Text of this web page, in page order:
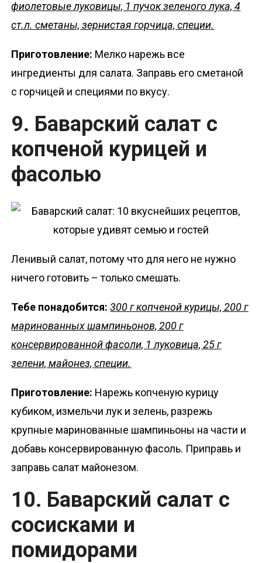
фиолетовые луковицы, 1 пучок зеленого лука, 4
ст.л. сметаны, зернистая горчица, специи.
Приготовление: Мелко нарежь все
ингредиенты для салата. Заправь его сметаной
с горчицей и специями по вкусу.
9. Баварский салат с
копченой курицей и
фасолью
Ленивый салат, потому что для него не нужно
ничего готовить – только смешать.
Тебе понадобится:300 г копченой курицы, 200 г
маринованных шампиньонов, 200 г
консервированной фасоли, 1 луковица, 25 г
зелени, майонез, специи.
Приготовление: Нарежь копченую курицу
кубиком, измельчи лук и зелень, разрежь
крупные маринованные шампиньоны на части и
добавь консервированную фасоль. Приправь и
заправь салат майонезом.
10. Баварский салат с
сосисками и
помидорами